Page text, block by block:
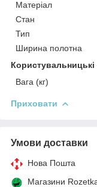
Матеріал
Стан
Тип
Ширина полотна
Користувальницькі
Вага (кг)
Приховати
Умови доставки
Нова Пошта
Магазини